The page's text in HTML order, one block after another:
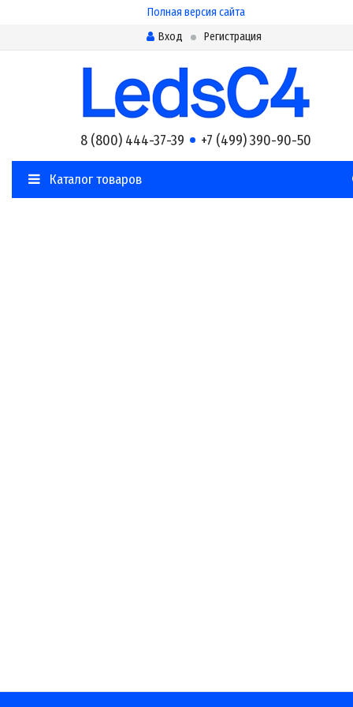
Полная версия сайта
Вход
Регистрация
8 (800) 444-37-39 +7 (499) 390-90-50
Каталог товаров